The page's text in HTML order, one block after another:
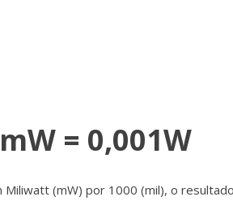
= 0,001W
(mW) por 1000 (mil), o